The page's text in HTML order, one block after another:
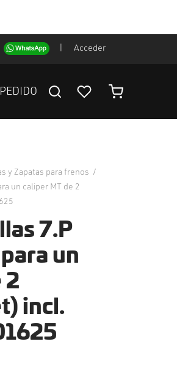
Acceder
y Zapatas para frenos /
un caliper MT de 2
7.P
un
2
incl.